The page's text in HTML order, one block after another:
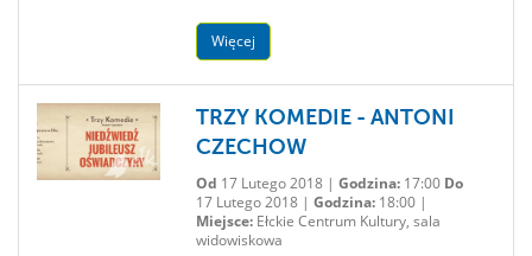
Więcej
TRZY KOMEDIE - ANTONI
CZECHOW
Od 17 Lutego 2018 | Godzina:17:00 Do
17 Lutego 2018 | Godzina:18:00 |
Miejsce:Ełckie Centrum Kultury, sala
widowiskowa